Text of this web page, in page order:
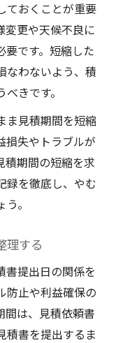
ておくことが重要
変更や天候不良に
要です。短縮した
なわないよう、積
きです。
ま見積期間を短縮
損失やトラブルが
積期間の短縮を求
録を徹底し、やむ
。
理する
書提出日の関係を
防止や利益確保の
間は、見積依頼書
積書を提出するま